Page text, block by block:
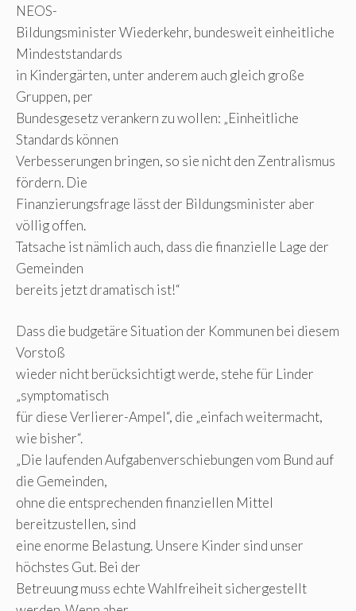
NEOS-
Bildungsminister Wiederkehr, bundesweit einheitliche
Mindeststandards
in Kindergärten, unter anderem auch gleich große
Gruppen, per
Bundesgesetz verankern zu wollen: „Einheitliche
Standards können
Verbesserungen bringen, so sie nicht den Zentralismus
fördern. Die
Finanzierungsfrage lässt der Bildungsminister aber
völlig offen.
Tatsache ist nämlich auch, dass die finanzielle Lage der
Gemeinden
bereits jetzt dramatisch ist!“
Dass die budgetäre Situation der Kommunen bei diesem
Vorstoß
wieder nicht berücksichtigt werde, stehe für Linder
„symptomatisch
für diese Verlierer-Ampel“, die „einfach weitermacht,
wie bisher“.
„Die laufenden Aufgabenverschiebungen vom Bund auf
die Gemeinden,
ohne die entsprechenden finanziellen Mittel
bereitzustellen, sind
eine enorme Belastung. Unsere Kinder sind unser
höchstes Gut. Bei der
Betreuung muss echte Wahlfreiheit sichergestellt